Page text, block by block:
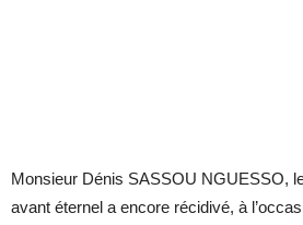
Monsieur Dénis SASSOU NGUESSO,
avant éternel a encore récidivé, à